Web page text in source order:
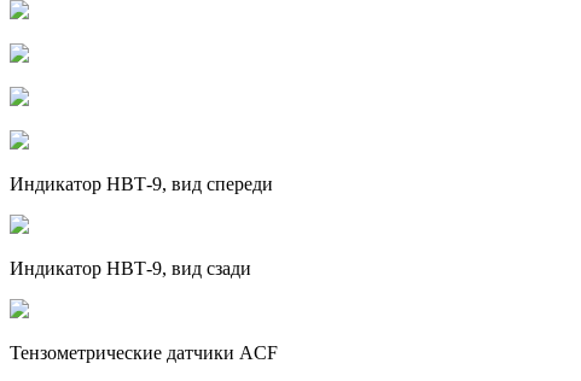
Индикатор НВТ-9, вид спереди
Индикатор НВТ-9, вид сзади
Тензометрические датчики ACF